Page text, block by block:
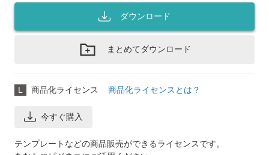
ダウンロード
まとめてダウンロード
L 商品化ライセンス 商品化ライセンスとは？
今すぐ購入
テンプレートなどの商品販売ができるライセンスです。